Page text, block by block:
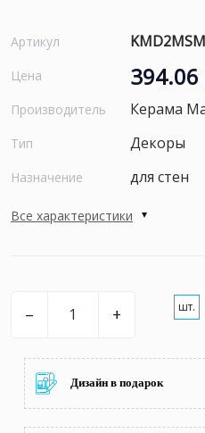
Артикул
Цена 394.06
Производитель Керама
Тип Декоры
Назначение для стен
Все характеристики
– + шт.
Дизайн в подарок